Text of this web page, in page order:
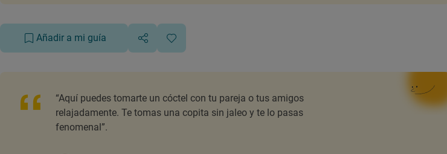
Añadir a mi guía
“Aquí puedes tomarte un cóctel con tu pareja o tus amigos
relajadamente. Te tomas una copita sin jaleo y te lo pasas
fenomenal”.